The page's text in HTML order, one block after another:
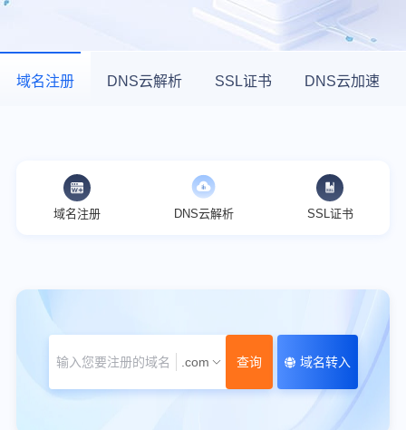
域名注册 DNS云解析 SSL证书 DNS云加速
域名注册 DNS云解析 SSL证书
.com 查询 域名转入